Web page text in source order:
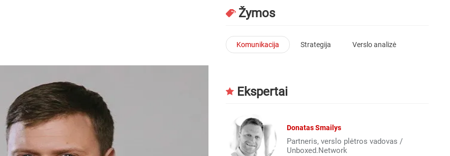
Žymos
Komunikacija Strategija Verslo analizė
Ekspertai
Donatas Smailys
Partneris, verslo plėtros vadovas /
Unboxed.Network